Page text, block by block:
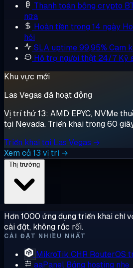
Thanh toán bằng crypto
nữa
Hoàn tiền trong 14 ngày
hỏi
SLA uptime 99,95% Cam
Hỗ trợ người thật 24/7 Kỹ
Khu vực mới
Las Vegas đã hoạt động
Vị trí thứ 13: AMD EPYC, NVMe
tại Nevada. Triển khai trong 60
Triển khai tại Las Vegas →
Xem cả 13 vị trí →
Hơn 1000 ứng dụng triển khai chỉ
cài đặt, không rắc rối.
CÀI ĐẶT NHIỀU NHẤT
MikroTik CHR RouterOS
aaPanel Bảng hosting nhẹ